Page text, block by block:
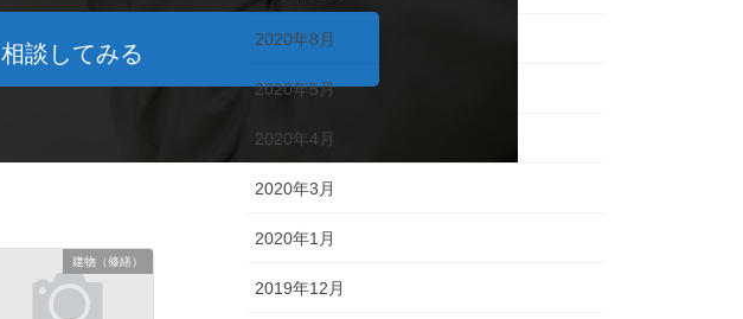
相談してみる
建物（修繕）
2020年8月
2020年5月
2020年4月
2020年3月
2020年1月
2019年12月